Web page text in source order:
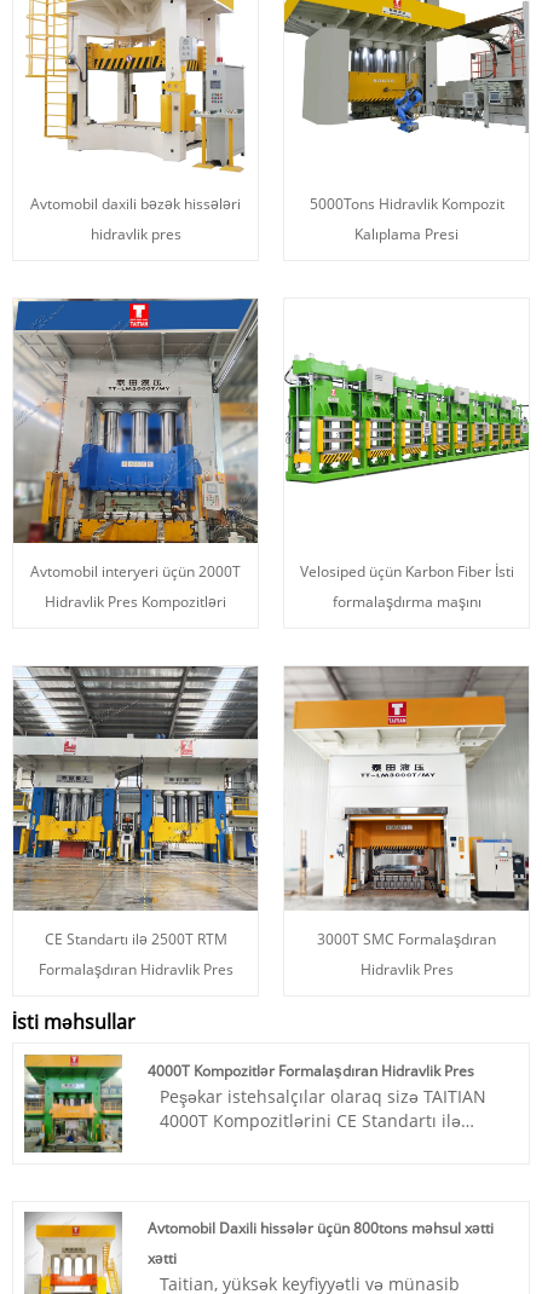
Avtomobil daxili bəzək hissələri
hidravlik pres
5000Tons Hidravlik Kompozit
Kalıplama Presi
Avtomobil interyeri üçün 2000T
Hidravlik Pres Kompozitləri
Velosiped üçün Karbon Fiber İsti
formalaşdırma maşını
CE Standartı ilə 2500T RTM
Formalaşdıran Hidravlik Pres
3000T SMC Formalaşdıran
Hidravlik Pres
İsti məhsullar
4000T Kompozitlər Formalaşdıran Hidravlik Pres
Peşəkar istehsalçılar olaraq sizə TAITIAN
4000T Kompozitlərini CE Standartı ilə
bazar müştərilərinə malikdir.
Məhsul nömrəsi: TT-LM2500T
Ödəniş: T/T, L/C
Məhsulun mənşəyi: Çin
Avtomobil Daxili hissələr üçün 800tons məhsul xətti
xətti
Taitian, yüksək keyfiyyətli və münasib